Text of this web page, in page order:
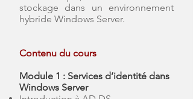
stockage dans un environnement
hybride Windows Server.
Contenu du cours
Module 1 : Services d’identité dans
Windows Server